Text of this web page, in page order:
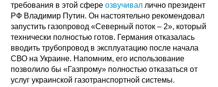
требования в этой сфереозвучивал лично президент
РФ Владимир Путин. Он настоятельно рекомендовал
запустить газопровод «Северный поток – 2», который
технически полностью готов. Германия отказалась
вводить трубопровод в эксплуатацию после начала
СВО на Украине. Напомним, его использование
позволило бы «Газпрому» полностью отказаться от
услуг украинской газотранспортной системы.